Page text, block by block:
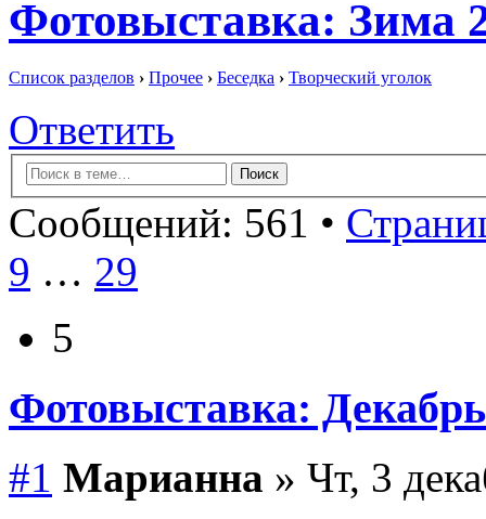
Фотовыставка: Зима
Список разделов › Прочее › Беседка › Творческий уголок
Ответить
Сообщений: 561 •
9 … 29
5
Фотовыставка: Декабрь
#1 Марианна » Чт, 3